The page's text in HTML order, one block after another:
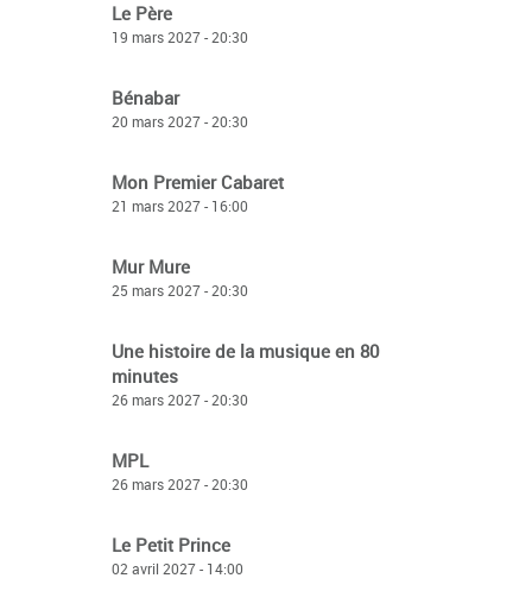
Le Père
19 mars 2027 - 20:30
Bénabar
20 mars 2027 - 20:30
Mon Premier Cabaret
21 mars 2027 - 16:00
Mur Mure
25 mars 2027 - 20:30
Une histoire de la musique en 80
minutes
26 mars 2027 - 20:30
MPL
26 mars 2027 - 20:30
Le Petit Prince
02 avril 2027 - 14:00